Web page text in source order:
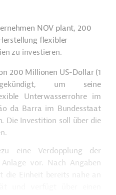
NOV plant, 200
flexibler
zu investieren.
200 Millionen US-Dollar (1
um seine
Unterwasserrohre im
da Barra im Bundesstaat
Die Investition soll über die
eine Verdopplung der
vor. Nach Angaben
die Einheit bereits nahe an